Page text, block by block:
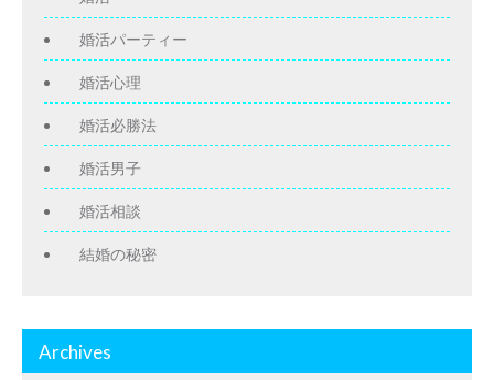
婚活パーティー
婚活心理
婚活必勝法
婚活男子
婚活相談
結婚の秘密
Archives